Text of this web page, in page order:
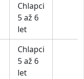
Chlapci
5 až 6
let
Chlapci
5 až 6
let